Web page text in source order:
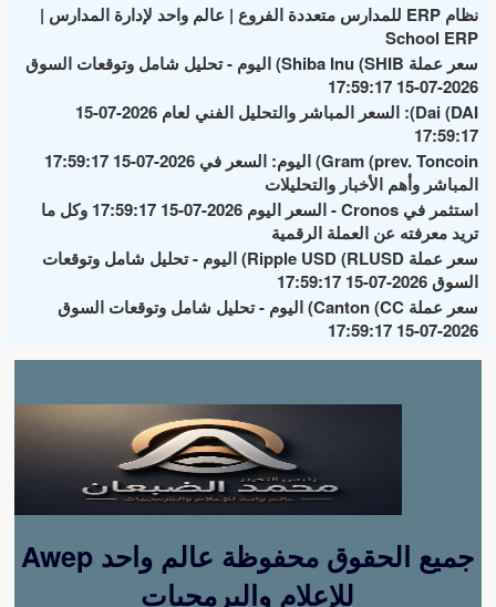
نظام ERP للمدارس متعددة الفروع | عالم واحد لإدارة المدارس |
School ERP
سعر عملة Shiba Inu (SHIB) اليوم - تحليل شامل وتوقعات السوق
2026-07-15 17:59:17
Dai (DAI): السعر المباشر والتحليل الفني لعام 2026-07-15
17:59:17
Gram (prev. Toncoin) اليوم: السعر في 2026-07-15 17:59:17
المباشر وأهم الأخبار والتحليلات
استثمر في Cronos - السعر اليوم 2026-07-15 17:59:17 وكل ما
تريد معرفته عن العملة الرقمية
سعر عملة Ripple USD (RLUSD) اليوم - تحليل شامل وتوقعات
السوق 2026-07-15 17:59:17
سعر عملة Canton (CC) اليوم - تحليل شامل وتوقعات السوق
2026-07-15 17:59:17
Awep جميع الحقوق محفوظة عالم واحد
للإعلام والبرمجيات